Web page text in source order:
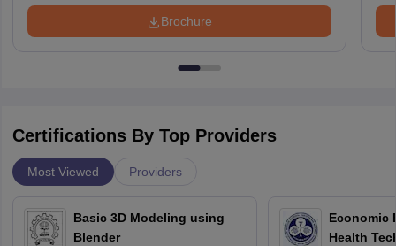
Brochure
Certifications By Top Providers
Most Viewed Providers
Basic 3D Modeling using
Blender
Economic
Health